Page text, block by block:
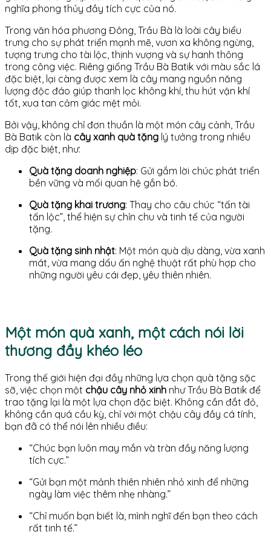
nghĩa phong thủy đầy tích cực của nó.
Trong văn hóa phương Đông, Trầu Bà là loài cây biểu
trưng cho sự phát triển mạnh mẽ, vươn xa không ngừng,
tượng trưng cho tài lộc, thịnh vượng và sự hanh thông
trong công việc. Riêng giống Trầu Bà Batik với màu sắc lá
đặc biệt, lại càng được xem là cây mang nguồn năng
lượng độc đáo giúp thanh lọc không khí, thu hút vận khí
tốt, xua tan cảm giác mệt mỏi.
Bởi vậy, không chỉ đơn thuần là một món cây cảnh, Trầu
Bà Batik còn là cây xanh quà tặng lý tưởng trong nhiều
dịp đặc biệt, như:
Quà tặng doanh nghiệp: Gửi gắm lời chúc phát triển
bền vững và mối quan hệ gắn bó.
Quà tặng khai trương: Thay cho câu chúc “tấn tài
tấn lộc”, thể hiện sự chỉn chu và tinh tế của người
tặng.
Quà tặng sinh nhật: Một món quà dịu dàng, vừa xanh
mát, vừa mang dấu ấn nghệ thuật rất phù hợp cho
những người yêu cái đẹp, yêu thiên nhiên.
Một món quà xanh, một cách nói lời
thương đầy khéo léo
Trong thế giới hiện đại đầy những lựa chọn quà tặng sặc
sỡ, việc chọn một chậu cây nhỏ xinh như Trầu Bà Batik để
trao tặng lại là một lựa chọn đặc biệt. Không cần đắt đỏ,
không cần quá cầu kỳ, chỉ với một chậu cây đầy cá tính,
bạn đã có thể nói lên nhiều điều:
“Chúc bạn luôn may mắn và tràn đầy năng lượng
tích cực.”
“Gửi bạn một mảnh thiên nhiên nhỏ xinh để những
ngày làm việc thêm nhẹ nhàng.”
“Chỉ muốn bạn biết là, mình nghĩ đến bạn theo cách
rất tinh tế.”